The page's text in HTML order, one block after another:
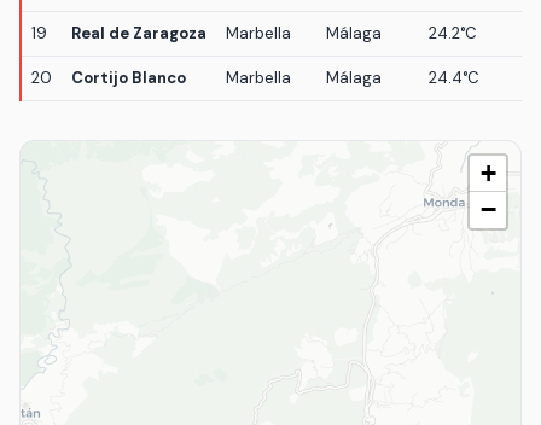
19 Real de Zaragoza Marbella Málaga 24.2°C
20 Cortijo Blanco Marbella Málaga 24.4°C
+
−